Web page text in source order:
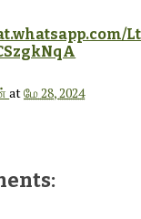
atமே 28, 2024